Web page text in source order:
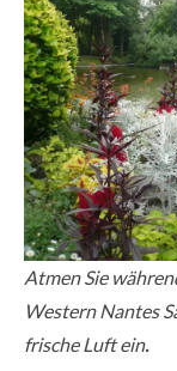
Atmen Sie
Western Nantes
frische Luft ein.